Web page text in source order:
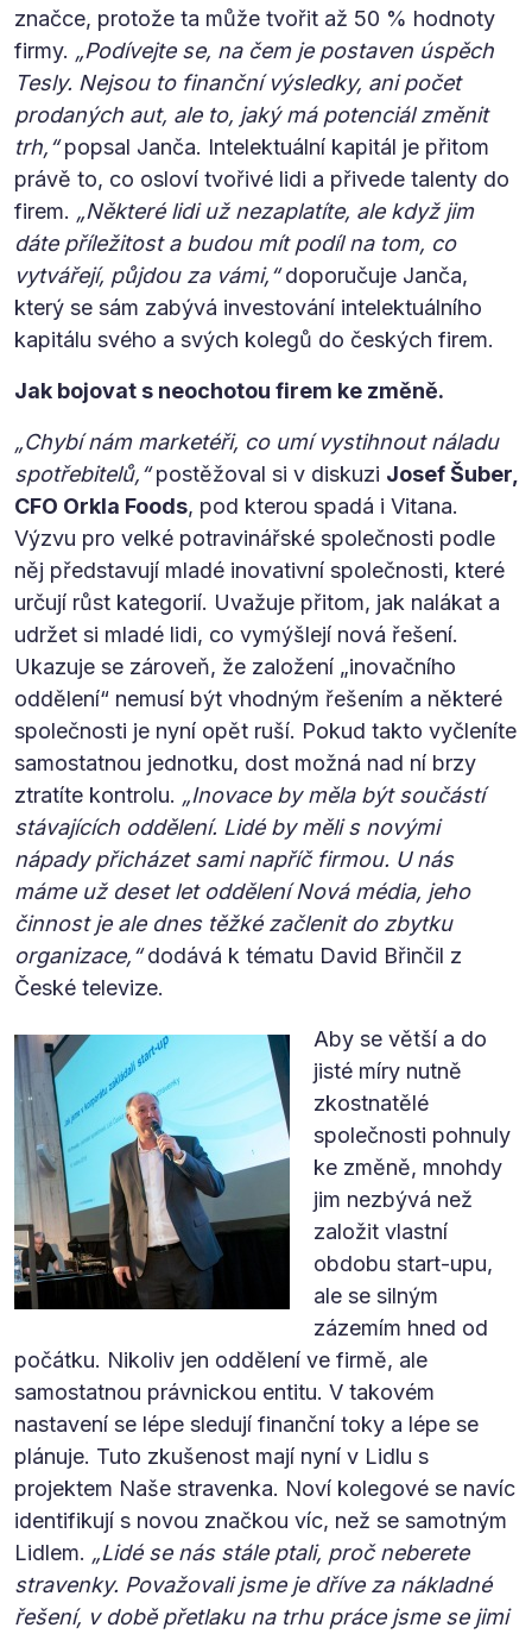
značce, protože ta může tvořit až 50 % hodnoty
firmy. „Podívejte se, na čem je postaven úspěch
Tesly. Nejsou to finanční výsledky, ani počet
prodaných aut, ale to, jaký má potenciál změnit
trh,“popsal Janča. Intelektuální kapitál je přitom
právě to, co osloví tvořivé lidi a přivede talenty do
firem. „Některé lidi už nezaplatíte, ale když jim
dáte příležitost a budou mít podíl na tom, co
vytvářejí, půjdou za vámi,“doporučuje Janča,
který se sám zabývá investování intelektuálního
kapitálu svého a svých kolegů do českých firem.
Jak bojovat s neochotou firem ke změně.
„Chybí nám marketéři, co umí vystihnout náladu
spotřebitelů,“postěžoval si v diskuzi Josef Šuber,
CFO Orkla Foods, pod kterou spadá i Vitana.
Výzvu pro velké potravinářské společnosti podle
něj představují mladé inovativní společnosti, které
určují růst kategorií. Uvažuje přitom, jak nalákat a
udržet si mladé lidi, co vymýšlejí nová řešení.
Ukazuje se zároveň, že založení „inovačního
oddělení“ nemusí být vhodným řešením a některé
společnosti je nyní opět ruší. Pokud takto vyčleníte
samostatnou jednotku, dost možná nad ní brzy
ztratíte kontrolu. „Inovace by měla být součástí
stávajících oddělení. Lidé by měli s novými
nápady přicházet sami napříč firmou. U nás
máme už deset let oddělení Nová média, jeho
činnost je ale dnes těžké začlenit do zbytku
organizace,“dodává k tématu David Břinčil z
České televize.
Aby se větší a do
jisté míry nutně
zkostnatělé
společnosti pohnuly
ke změně, mnohdy
jim nezbývá než
založit vlastní
obdobu start-upu,
ale se silným
zázemím hned od
počátku. Nikoliv jen oddělení ve firmě, ale
samostatnou právnickou entitu. V takovém
nastavení se lépe sledují finanční toky a lépe se
plánuje. Tuto zkušenost mají nyní v Lidlu s
projektem Naše stravenka. Noví kolegové se navíc
identifikují s novou značkou víc, než se samotným
Lidlem. „Lidé se nás stále ptali, proč neberete
stravenky. Považovali jsme je dříve za nákladné
řešení, v době přetlaku na trhu práce jsme se jimi